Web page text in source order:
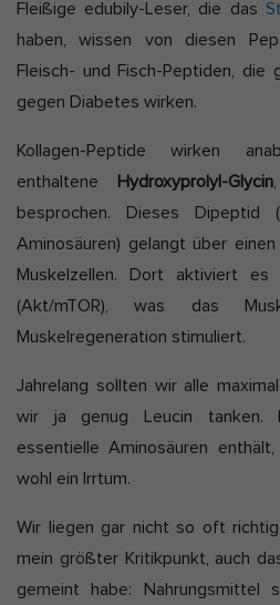
Fleißige edubily-Leser, die das
haben, wissen von diesen
Fleisch- und Fisch-Peptiden, die
gegen Diabetes wirken.
Kollagen-Peptide wirken
enthaltene
Hydroxyprolyl-Glycin
besprochen. Dieses
Aminosäuren) gelangt über
Muskelzellen. Dort aktiviert es
(Akt/mTOR), was das
Muskelregeneration stimuliert.
Jahrelang sollten wir alle
wir ja genug Leucin tanken.
essentielle Aminosäuren
wohl ein Irrtum.
Wir liegen gar nicht so oft
mein größter Kritikpunkt, auch
gemeint habe: Nahrungsmittel